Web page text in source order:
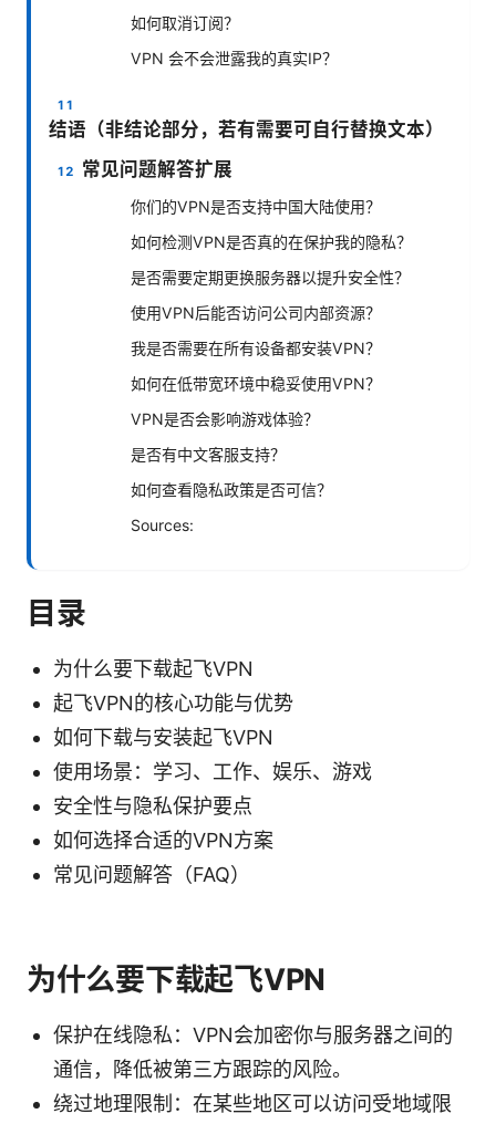
如何取消订阅？
VPN 会不会泄露我的真实IP？
结语（非结论部分，若有需要可自行替换文本）
常见问题解答扩展
你们的VPN是否支持中国大陆使用？
如何检测VPN是否真的在保护我的隐私？
是否需要定期更换服务器以提升安全性？
使用VPN后能否访问公司内部资源？
我是否需要在所有设备都安装VPN？
如何在低带宽环境中稳妥使用VPN？
VPN是否会影响游戏体验？
是否有中文客服支持？
如何查看隐私政策是否可信？
Sources:
目录
为什么要下载起飞VPN
起飞VPN的核心功能与优势
如何下载与安装起飞VPN
使用场景：学习、工作、娱乐、游戏
安全性与隐私保护要点
如何选择合适的VPN方案
常见问题解答（FAQ）
为什么要下载起飞VPN
保护在线隐私：VPN会加密你与服务器之间的
通信，降低被第三方跟踪的风险。
绕过地理限制：在某些地区可以访问受地域限